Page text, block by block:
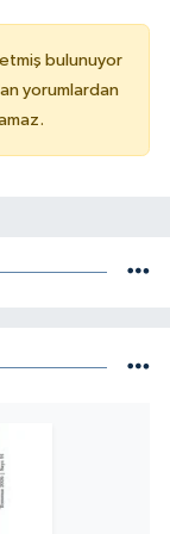
bulunuyor
yorumlardan